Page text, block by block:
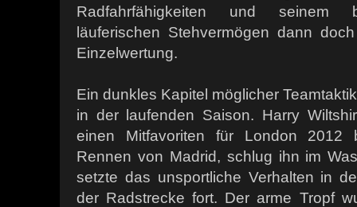
Radfahrfähigkeiten und seinem
läuferischen Stehvermögen dann
Einzelwertung.
Ein dunkles Kapitel möglicher
in der laufenden Saison. Harry
einen Mitfavoriten für London 2012
Rennen von Madrid, schlug ihn im
setzte das unsportliche Verhalten in
der Radstrecke fort. Der arme Tropf